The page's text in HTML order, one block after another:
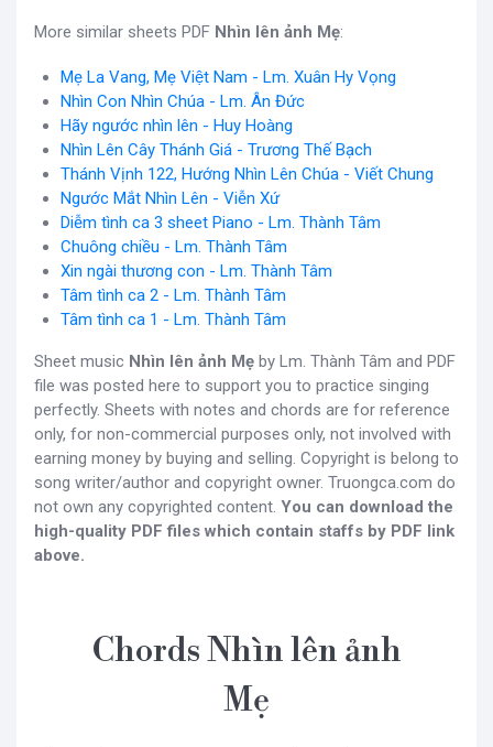
More similar sheets PDF Nhìn lên ảnh Mẹ:
Mẹ La Vang, Mẹ Việt Nam - Lm. Xuân Hy Vọng
Nhìn Con Nhìn Chúa - Lm. Ân Đức
Hãy ngước nhìn lên - Huy Hoàng
Nhìn Lên Cây Thánh Giá - Trương Thế Bạch
Thánh Vịnh 122, Hướng Nhìn Lên Chúa - Viết Chung
Ngước Mắt Nhìn Lên - Viễn Xứ
Diễm tình ca 3 sheet Piano - Lm. Thành Tâm
Chuông chiều - Lm. Thành Tâm
Xin ngài thương con - Lm. Thành Tâm
Tâm tình ca 2 - Lm. Thành Tâm
Tâm tình ca 1 - Lm. Thành Tâm
Sheet music Nhìn lên ảnh Mẹ by Lm. Thành Tâm and PDF
file was posted here to support you to practice singing
perfectly. Sheets with notes and chords are for reference
only, for non-commercial purposes only, not involved with
earning money by buying and selling. Copyright is belong to
song writer/author and copyright owner. Truongca.com do
not own any copyrighted content. You can download the
high-quality PDF files which contain staffs by PDF link
above.
Chords Nhìn lên ảnh
Mẹ